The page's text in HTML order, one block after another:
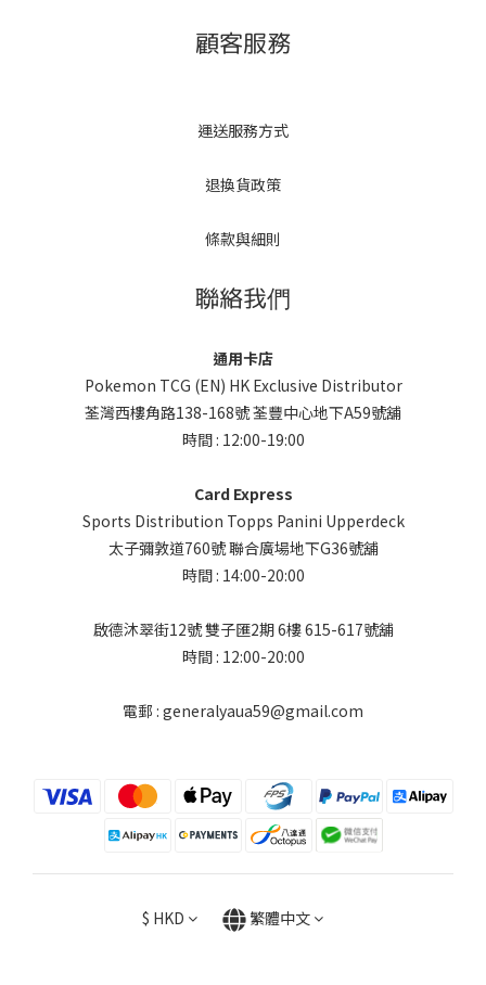
顧客服務
運送服務方式
退換貨政策
條款與細則
聯絡我們
通用卡店
Pokemon TCG (EN) HK Exclusive Distributor
荃灣西樓角路138-168號 荃豐中心地下A59號舖
時間 : 12:00-19:00
Card Express
Sports Distribution Topps Panini Upperdeck
太子彌敦道760號 聯合廣場地下G36號舖
時間 : 14:00-20:00
啟德沐翠街12號 雙子匯2期 6樓 615-617號舖
時間 : 12:00-20:00
電郵 : generalyaua59@gmail.com
$ HKD 繁體中文